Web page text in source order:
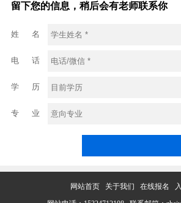
留下您的信息，稍后会有老师联系你
姓 名
电 话
学 历
专 业
网站首页 关于我们 在线报名